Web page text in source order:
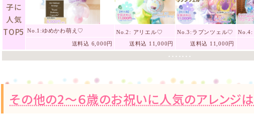
子に
人気
TOP5
No.1:ゆめかわ萌え♡ No.2: アリエル♡ No.3:ラプンツェル♡ No.4:
送料込 6,000円
送料込 11,000円 送料込 11,000円
・・・・・・・
その他の2〜６歳のお祝いに人気のアレンジ